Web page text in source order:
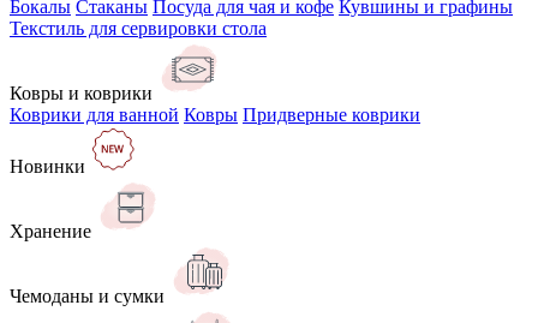
Бокалы Стаканы Посуда для чая и кофе Кувшины и графины
Текстиль для сервировки стола
Ковры и коврики
Коврики для ванной Ковры Придверные коврики
Новинки
Хранение
Чемоданы и сумки